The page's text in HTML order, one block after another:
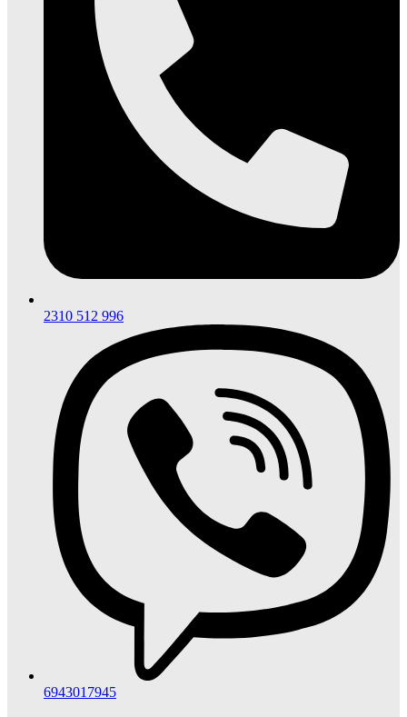
2310 512 996
6943017945